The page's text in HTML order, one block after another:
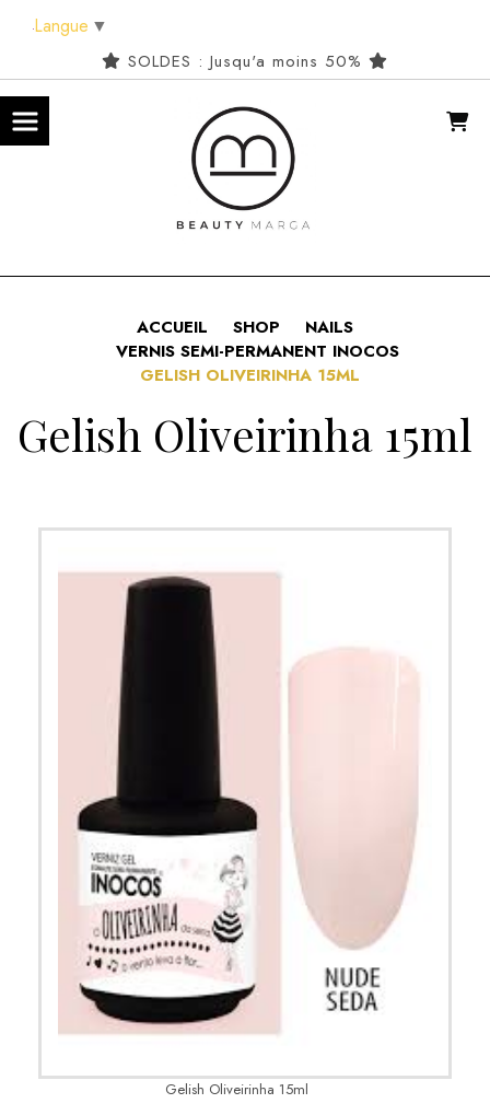
SOLDES : Jusqu'a moins 50%
ACCUEIL SHOP
NAILS
VERNIS SEMI-PERMANENT INOCOS
GELISH OLIVEIRINHA 15ML
Gelish Oliveirinha 15ml
Gelish Oliveirinha 15ml
Langue ▼